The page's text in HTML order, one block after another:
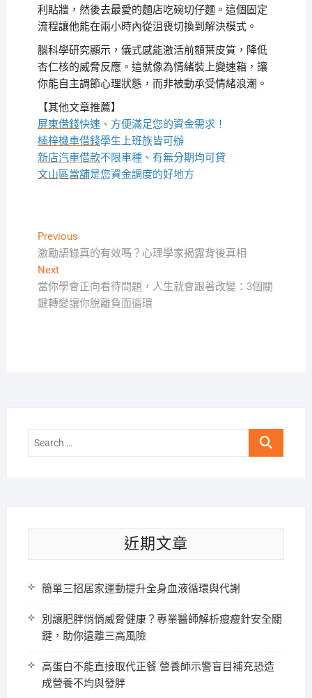
利貼牆，然後去最愛的麵店吃碗切仔麵。這個固定
流程讓他能在兩小時內從沮喪切換到解決模式。
腦科學研究顯示，儀式感能激活前額葉皮質，降低
杏仁核的威脅反應。這就像為情緒裝上變速箱，讓
你能自主調節心理狀態，而非被動承受情緒浪潮。
【其他文章推薦】
屏東借錢快速、方便滿足您的資金需求！
楠梓機車借錢學生上班族皆可辦
新店汽車借款不限車種、有無分期均可貸
文山區當舖是您資金調度的好地方
文
章
導
覽
PreviousPrevious
post:
激勵語錄真的有效嗎？心理學家揭露背後真相
NextNext
post:
當你學會正向看待問題，人生就會跟著改變：3個關
鍵轉變讓你脫離負面循環
Search
近期文章
簡單三招居家運動提升全身血液循環與代謝
別讓肥胖悄悄威脅健康？專業醫師解析瘦瘦針安全關
鍵，助你遠離三高風險
高蛋白不能直接取代正餐 營養師示警盲目補充恐造
成營養不均與發胖